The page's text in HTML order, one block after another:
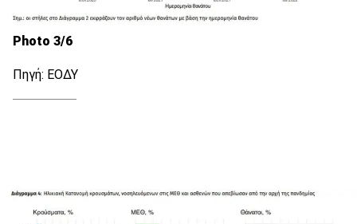
Photo 3/6
Πηγή: ΕΟΔΥ